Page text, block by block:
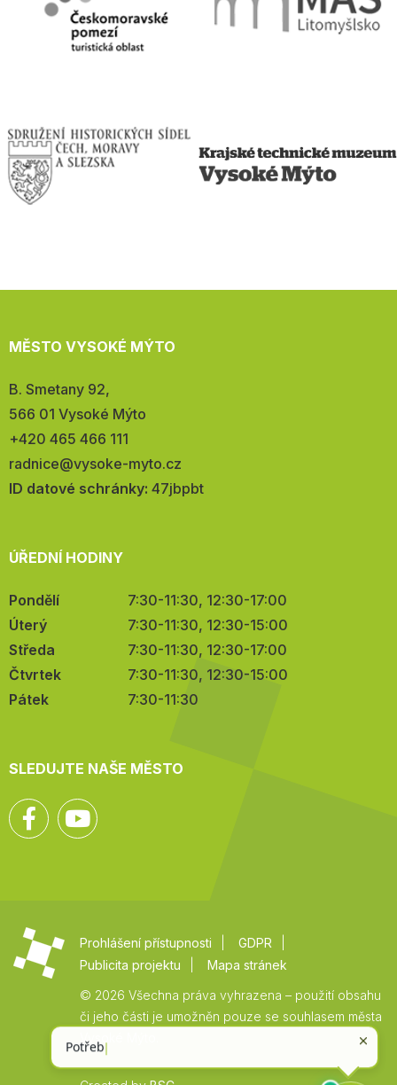
MĚSTO VYSOKÉ MÝTO
Adresa:
B. Smetany 92,
566 01 Vysoké Mýto
Telefon:
+420 465 466 111
E-
mail:
radnice@vysoke-myto.cz
ID datové schránky: 47jbpbt
ÚŘEDNÍ HODINY
Pondělí
7:30-11:30, 12:30-17:00
Úterý
7:30-11:30, 12:30-15:00
Středa
7:30-11:30, 12:30-17:00
Čtvrtek
7:30-11:30, 12:30-15:00
Pátek
7:30-11:30
SLEDUJTE NAŠE MĚSTO
Facebook
Prohlášení přístupnosti
GDPR
Publicita projektu
Mapa stránek
© 2026 Všechna práva vyhrazena – použití obsahu
či jeho části je umožněn pouze se souhlasem města
Vysoké Mýto.